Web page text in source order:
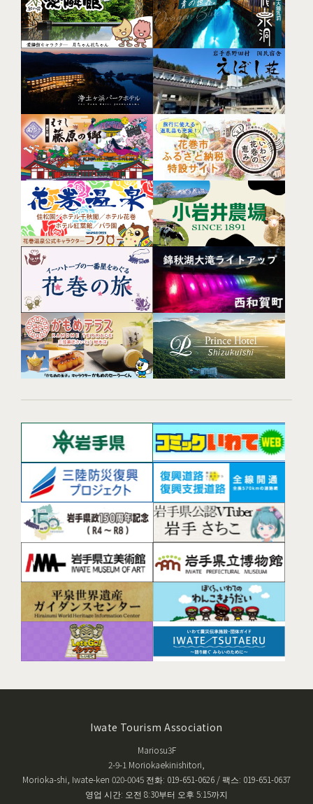
Iwate Tourism Association
Mariosu3F
2-9-1 Moriokaekinishitori,
Morioka-shi, Iwate-ken 020-0045 전화: 019-651-0626 / 팩스: 019-651-0637
영업 시간: 오전 8:30부터 오후 5:15까지